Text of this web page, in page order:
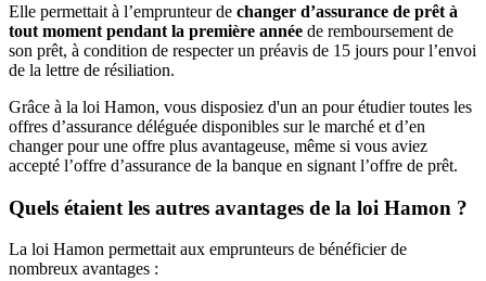
Elle permettait à l’emprunteur de changer d’assurance de prêt à
tout moment pendant la première année de remboursement de
son prêt, à condition de respecter un préavis de 15 jours pour l’envoi
de la lettre de résiliation.
Grâce à la loi Hamon, vous disposiez d'un an pour étudier toutes les
offres d’assurance déléguée disponibles sur le marché et d’en
changer pour une offre plus avantageuse, même si vous aviez
accepté l’offre d’assurance de la banque en signant l’offre de prêt.
Quels étaient les autres avantages de la loi Hamon ?
La loi Hamon permettait aux emprunteurs de bénéficier de
nombreux avantages :